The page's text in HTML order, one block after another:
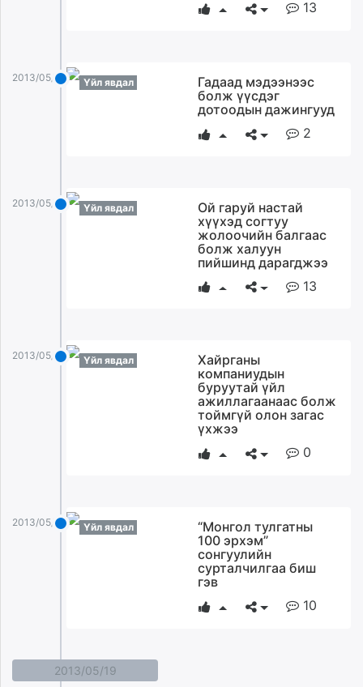
13
2013/05/20 Үйл явдал
Гадаад мэдээнээс
болж үүсдэг
дотоодын дажингууд
2
2013/05/20 Үйл явдал
Ой гаруй настай
хүүхэд согтуу
жолоочийн балгаас
болж халуун
пийшинд дарагджээ
13
2013/05/20 Үйл явдал
Хайрганы
компаниудын
буруутай үйл
ажиллагаанаас болж
тоймгүй олон загас
үхжээ
0
2013/05/20 Үйл явдал
“Монгол тулгатны
100 эрхэм”
сонгуулийн
сурталчилгаа биш
гэв
10
2013/05/19